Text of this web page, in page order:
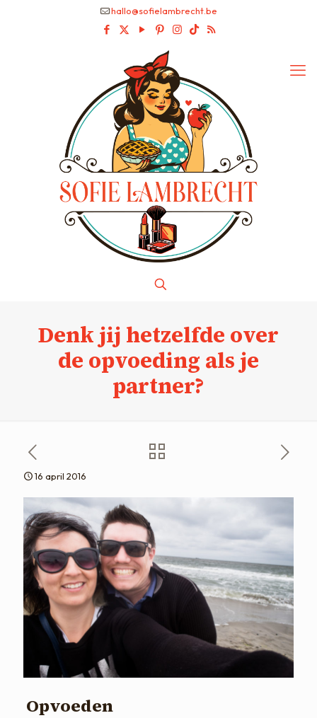
hallo@sofielambrecht.be
Denk jij hetzelfde over
de opvoeding als je
partner?
16 april 2016
Opvoeden